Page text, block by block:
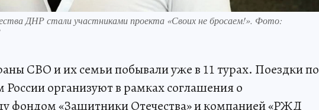
ДНР стали участниками проекта «Своих не бросаем!». Фото:
СВО и их семьи побывали уже в 11 турах. Поездки по
организуют в рамках соглашения о
фондом «Защитники Отечества» и компанией «РЖД